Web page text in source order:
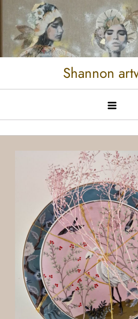
Shannon